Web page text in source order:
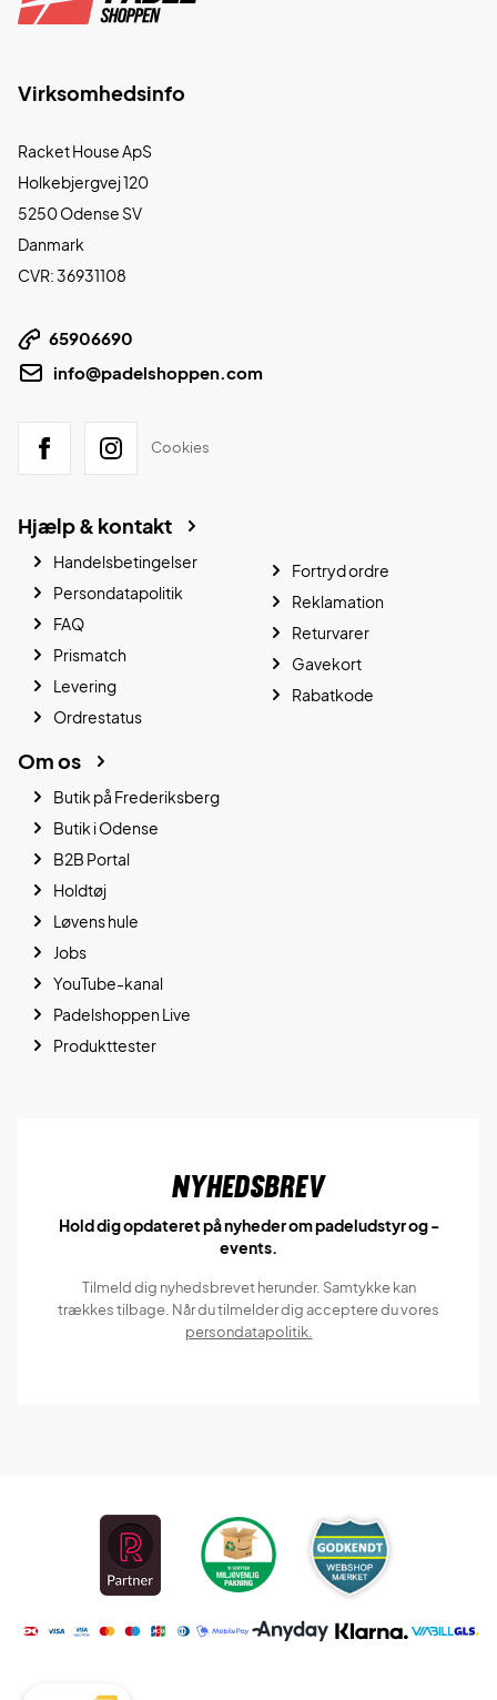
Virksomhedsinfo
Racket House ApS
Holkebjergvej 120
5250 Odense SV
Danmark
CVR: 36931108
65906690
info@padelshoppen.com
Cookies
Hjælp & kontakt
Handelsbetingelser
Persondatapolitik
FAQ
Prismatch
Levering
Ordrestatus
Fortryd ordre
Reklamation
Returvarer
Gavekort
Rabatkode
Om os
Butik på Frederiksberg
Butik i Odense
B2B Portal
Holdtøj
Løvens hule
Jobs
YouTube-kanal
Padelshoppen Live
Produkttester
Nyhedsbrev
Hold dig opdateret på nyheder om padeludstyr og -
events.
Tilmeld dig nyhedsbrevet herunder. Samtykke kan
trækkes tilbage. Når du tilmelder dig acceptere du vores
persondatapolitik.